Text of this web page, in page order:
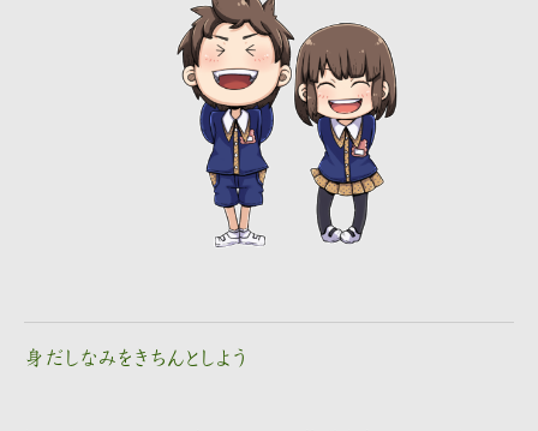
身だしなみをきちんとしよう